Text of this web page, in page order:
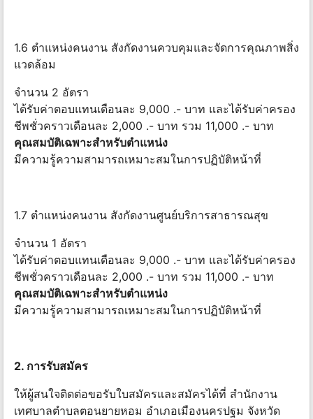
1.6 ตำแหน่งคนงาน สังกัดงานควบคุมและจัดการคุณภาพสิ่ง
แวดล้อม
จำนวน 2 อัตรา
ได้รับค่าตอบแทนเดือนละ 9,000 .- บาท และได้รับค่าครอง
ชีพชั่วคราวเดือนละ 2,000 .- บาท รวม 11,000 .- บาท
คุณสมบัติเฉพาะสำหรับตำแหน่ง
มีความรู้ความสามารถเหมาะสมในการปฏิบัติหน้าที่
1.7 ตำแหน่งคนงาน สังกัดงานศูนย์บริการสาธารณสุข
จำนวน 1 อัตรา
ได้รับค่าตอบแทนเดือนละ 9,000 .- บาท และได้รับค่าครอง
ชีพชั่วคราวเดือนละ 2,000 .- บาท รวม 11,000 .- บาท
คุณสมบัติเฉพาะสำหรับตำแหน่ง
มีความรู้ความสามารถเหมาะสมในการปฏิบัติหน้าที่
2. การรับสมัคร
ให้ผู้สนใจติดต่อขอรับใบสมัครและสมัครได้ที่ สำนักงาน
เทศบาลตำบลตอนยายหอม อำเภอเมืองนครปฐม จังหวัด